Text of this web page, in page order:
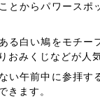
とからパワースポ
る白い鳩をモチー
おみくじなどが人
い午前中に参拝す
きます。